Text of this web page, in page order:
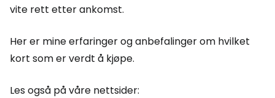
vite rett etter ankomst.
Her er mine erfaringer og anbefalinger om hvilket
kort som er verdt å kjøpe.
Les også på våre nettsider: